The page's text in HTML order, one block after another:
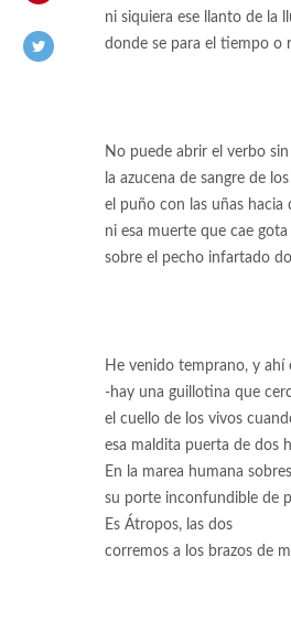
ni siquiera ese llanto de la
donde se para el tiempo o
No puede abrir el verbo sin
la azucena de sangre de
el puño con las uñas hacia
ni esa muerte que cae gota
sobre el pecho infartado
He venido temprano, y ahí
-hay una guillotina que
el cuello de los vivos
esa maldita puerta de dos
En la marea humana
su porte inconfundible de
Es Átropos, las dos
corremos a los brazos de